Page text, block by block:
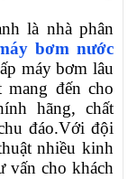
là nhà phân
bơm nước
máy bơm lâu
mang đến cho
hãng, chất
đáo.Với đội
nhiều kinh
vấn cho khách